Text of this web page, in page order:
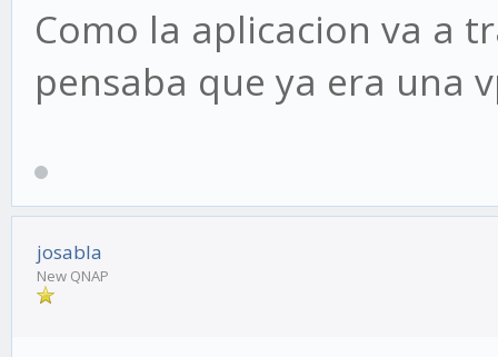
Como la aplicacion va a
pensaba que ya era una
josabla
New QNAP